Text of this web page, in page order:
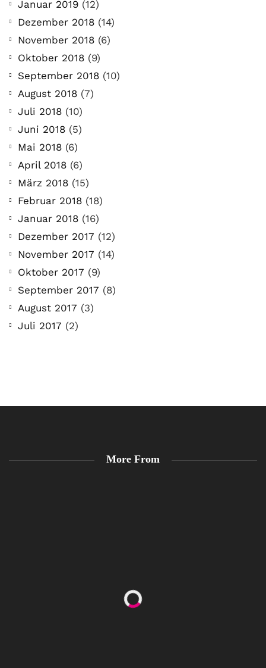
Januar 2019 (12)
Dezember 2018 (14)
November 2018 (6)
Oktober 2018 (9)
September 2018 (10)
August 2018 (7)
Juli 2018 (10)
Juni 2018 (5)
Mai 2018 (6)
April 2018 (6)
März 2018 (15)
Februar 2018 (18)
Januar 2018 (16)
Dezember 2017 (12)
November 2017 (14)
Oktober 2017 (9)
September 2017 (8)
August 2017 (3)
Juli 2017 (2)
More From